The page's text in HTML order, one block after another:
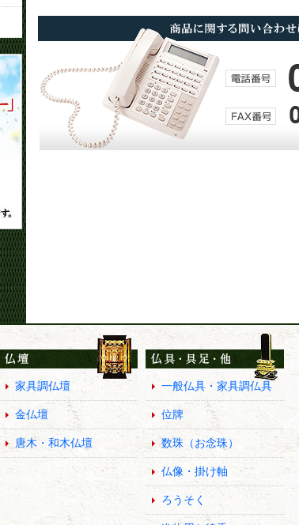
家具調仏壇
金仏壇
唐木・和木仏壇
一般仏具・家具調仏具
位牌
数珠（お念珠）
仏像・掛け軸
ろうそく